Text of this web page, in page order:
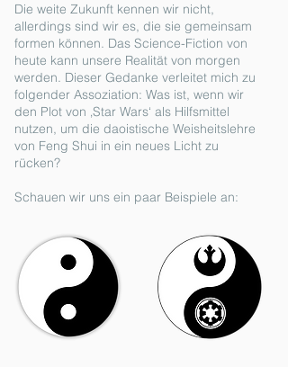
Die weite Zukunft kennen wir nicht,
allerdings sind wir es, die sie gemeinsam
formen können. Das Science-Fiction von
heute kann unsere Realität von morgen
werden. Dieser Gedanke verleitet mich zu
folgender Assoziation: Was ist, wenn wir
den Plot von ‚Star Wars‘ als Hilfsmittel
nutzen, um die daoistische Weisheitslehre
von Feng Shui in ein neues Licht zu
rücken?
Schauen wir uns ein paar Beispiele an: